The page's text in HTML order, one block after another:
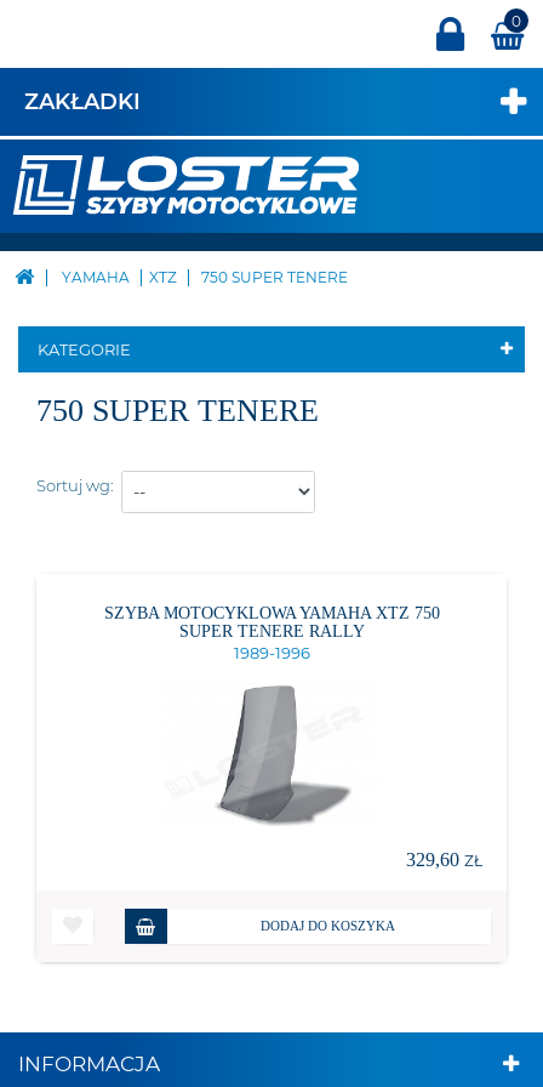
0
ZAKŁADKI
YAMAHA XTZ 750 SUPER TENERE
KATEGORIE
750 SUPER TENERE
Sortuj wg:
SZYBA MOTOCYKLOWA YAMAHA XTZ 750
SUPER TENERE RALLY
1989-1996
329,60 ZŁ
DODAJ DO KOSZYKA
INFORMACJA